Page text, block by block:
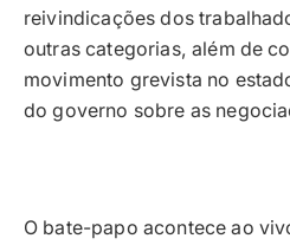
reivindicações dos
outras categorias, além de
movimento grevista no
do governo sobre as
O bate-papo acontece ao